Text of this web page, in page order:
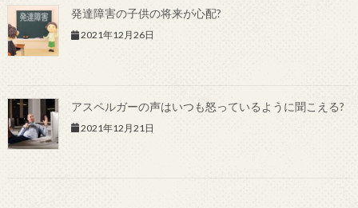
発達障害の子供の将来が心配?
2021年12月26日
アスペルガーの声はいつも怒っているように聞こえる?
2021年12月21日